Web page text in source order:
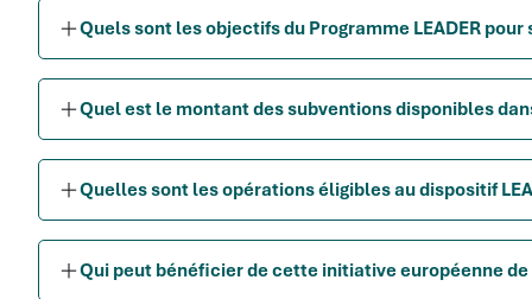
Quels sont les objectifs du Programme LEADER
Quel est le montant des subventions disponibles
Quelles sont les opérations éligibles au dispositif
Qui peut bénéficier de cette initiative européenne